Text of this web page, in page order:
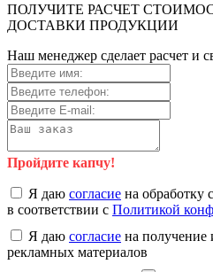
ПОЛУЧИТЕ РАСЧЕТ
ДОСТАВКИ ПРОДУКЦИИ
Наш менеджер сделает расчет и
Пройдите капчу!
Я даю согласие на обработку
в соответствии с Политикой
Я даю согласие на
рекламных материалов